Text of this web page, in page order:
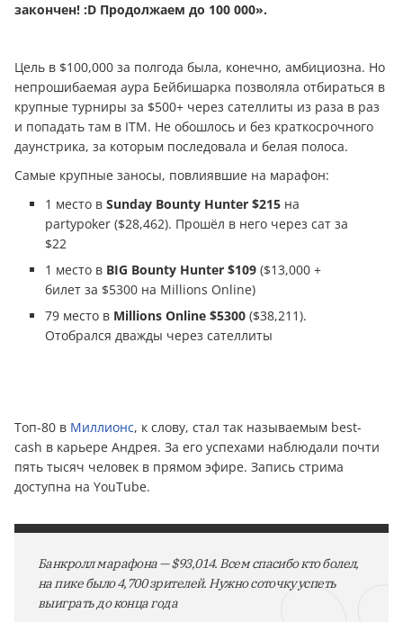
закончен! :D Продолжаем до 100 000».
Цель в $100,000 за полгода была, конечно, амбициозна. Но
непрошибаемая аура Бейбишарка позволяла отбираться в
крупные турниры за $500+ через сателлиты из раза в раз
и попадать там в ITM. Не обошлось и без краткосрочного
даунстрика, за которым последовала и белая полоса.
Самые крупные заносы, повлиявшие на марафон:
1 место в Sunday Bounty Hunter $215 на
partypoker ($28,462). Прошёл в него через сат за
$22
1 место в BIG Bounty Hunter $109 ($13,000 +
билет за $5300 на Millions Online)
79 место в Millions Online $5300 ($38,211).
Отобрался дважды через сателлиты
Топ-80 в Миллионс, к слову, стал так называемым best-
cash в карьере Андрея. За его успехами наблюдали почти
пять тысяч человек в прямом эфире. Запись стрима
доступна на YouTube.
Банкролл марафонa — $93,014. Всем спасибо кто болел,
на пике было 4,700 зрителей. Нужно соточку успеть
выиграть до конца года